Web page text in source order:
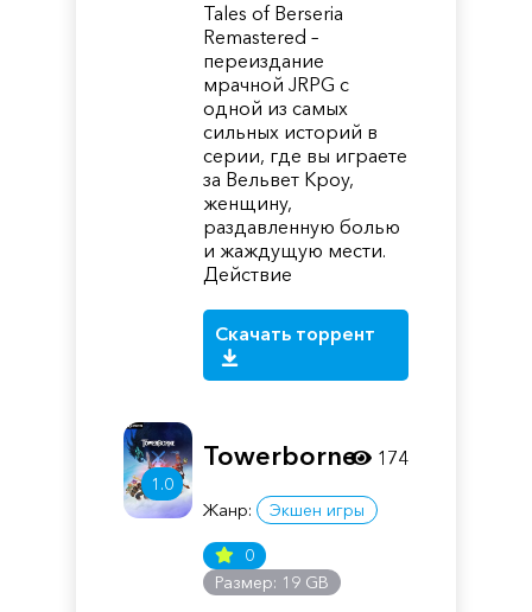
Tales of Berseria
Remastered –
переиздание
мрачной JRPG с
одной из самых
сильных историй в
серии, где вы играете
за Вельвет Кроу,
женщину,
раздавленную болью
и жаждущую мести.
Действие
Скачать торрент
1.0
Towerborne
Жанр: Экшен игры
0
Размер: 19 GB
174